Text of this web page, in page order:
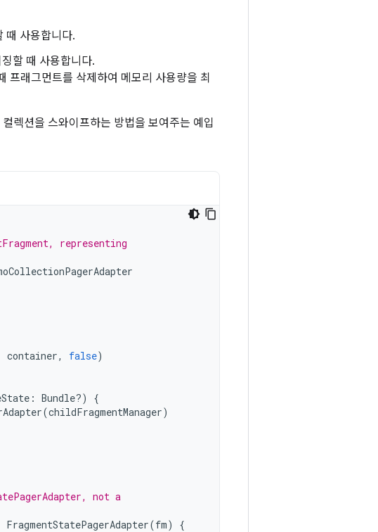
때 사용합니다.
할 때 사용합니다.
프래그먼트를 삭제하여 메모리 사용량을 최
렉션을 스와이프하는 방법을 보여주는 예입
representing
container, false)
: Bundle?)
{
(childFragmentManager)
not a
FragmentStatePagerAdapter(fm) {